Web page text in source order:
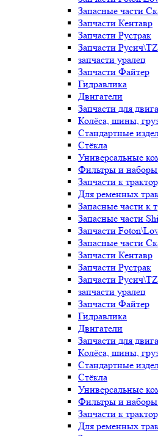
Запасные части
Запчасти Кентавр
Запчасти Рустрак
Запчасти
запчасти уралец
Запчасти Файтер
Гидравлика
Двигатели
Запчасти для
Колёса, шины,
Стандартные
Стёкла
Универсальные
Фильтры и
Запчасти к
Для ременных
Запасные части к
Запасные части
Запчасти
Запасные части
Запчасти Кентавр
Запчасти Рустрак
Запчасти
запчасти уралец
Запчасти Файтер
Гидравлика
Двигатели
Запчасти для
Колёса, шины,
Стандартные
Стёкла
Универсальные
Фильтры и
Запчасти к
Для ременных